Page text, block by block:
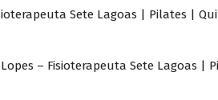
Sete Lagoas | Pilates |
Lopes – Fisioterapeuta Sete Lagoas |